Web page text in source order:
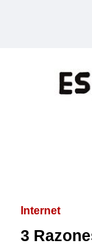
Internet
3